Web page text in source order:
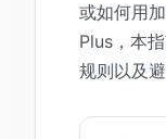
或如何用
Plus，本
规则以及